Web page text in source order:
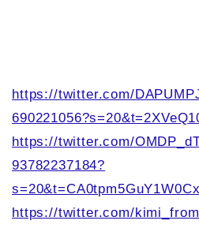
https://twitter.com/
https://twitter.com/
93782237184?
https://twitter.com/